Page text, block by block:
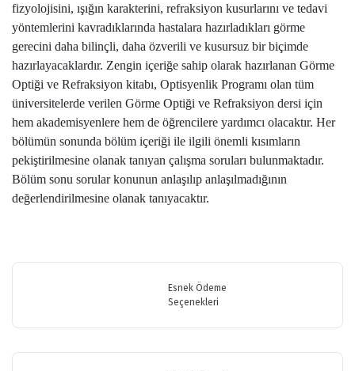
fizyolojisini, ışığın karakterini, refraksiyon kusurlarını ve tedavi
yöntemlerini kavradıklarında hastalara hazırladıkları görme
gerecini daha bilinçli, daha özverili ve kusursuz bir biçimde
hazırlayacaklardır. Zengin içeriğe sahip olarak hazırlanan Görme
Optiği ve Refraksiyon kitabı, Optisyenlik Programı olan tüm
üniversitelerde verilen Görme Optiği ve Refraksiyon dersi için
hem akademisyenlere hem de öğrencilere yardımcı olacaktır. Her
bölümün sonunda bölüm içeriği ile ilgili önemli kısımların
pekiştirilmesine olanak tanıyan çalışma soruları bulunmaktadır.
Bölüm sonu sorular konunun anlaşılıp anlaşılmadığının
değerlendirilmesine olanak tanıyacaktır.
Bu ürüne ilk yorumu siz yapın!
Görüş ve önerileriniz için teşekkür ederiz.
Ürün resmi kalitesiz, bozuk veya görüntülenemiyor.
Esnek Ödeme
Seçenekleri